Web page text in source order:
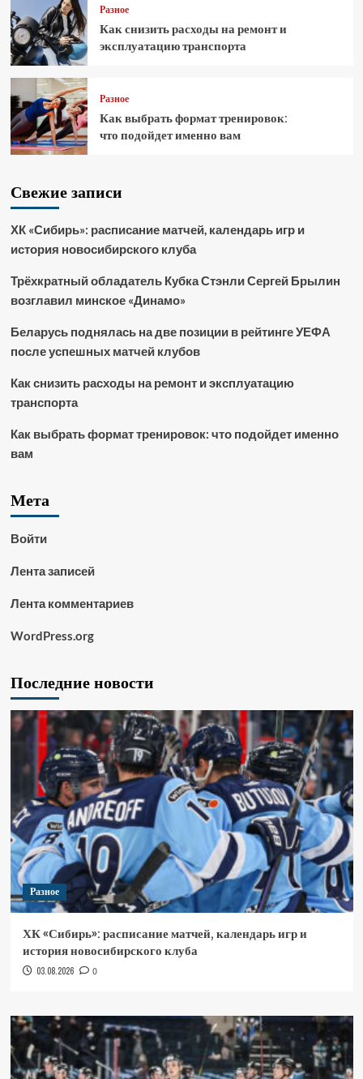
Разное
Как снизить расходы на ремонт и
эксплуатацию транспорта
Разное
Как выбрать формат тренировок:
что подойдет именно вам
Свежие записи
ХК «Сибирь»: расписание матчей, календарь игр и
история новосибирского клуба
Трёхкратный обладатель Кубка Стэнли Сергей Брылин
возглавил минское «Динамо»
Беларусь поднялась на две позиции в рейтинге УЕФА
после успешных матчей клубов
Как снизить расходы на ремонт и эксплуатацию
транспорта
Как выбрать формат тренировок: что подойдет именно
вам
Мета
Войти
Лента записей
Лента комментариев
WordPress.org
Последние новости
Разное
ХК «Сибирь»: расписание матчей, календарь игр и
история новосибирского клуба
03.08.2026 0